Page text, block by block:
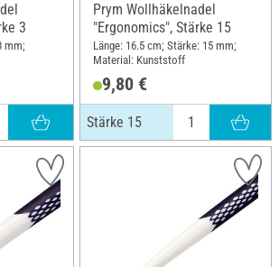
3
mm;
Prym Wollhäkelnadel
"Ergonomics", Stärke 15
Länge: 16.5 cm; Stärke: 15 mm;
Material: Kunststoff
9,80 €
Stärke 15